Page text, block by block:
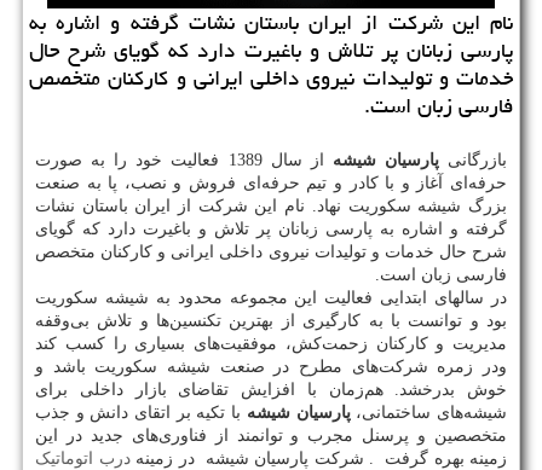
نام این شركت از ایران باستان نشات گرفته و اشاره به
پارسی زبانان پر تلاش و باغیرت دارد كه گویای شرح حال
خدمات و تولیدات نیروی داخلی ایرانی و كاركنان متخصص
فارسی زبان است.
بازرگانی پارسیان شیشه
از سال 1389 فعالیت خود را به صورت
حرفه‌ای آغاز و با کادر و تیم حرفه‌ای فروش و نصب، پا به صنعت
بزرگ شیشه سکوریت نهاد. نام این شرکت از ایران باستان نشات
گرفته و اشاره به پارسی زبانان پر تلاش و باغیرت دارد که گویای
شرح حال خدمات و تولیدات نیروی داخلی ایرانی و کارکنان متخصص
فارسی زبان است
در سالهای ابتدایی فعالیت این مجموعه محدود به شیشه سکوریت
بود و توانست با به کارگیری از بهترین تکنسین‌ها و تلاش بی‌وقفه
مدیریت و کارکنان زحمت‌کش، موفقیت‌های بسیاری را کسب کند
ودر زمره شرکت‌های مطرح در صنعت شیشه سکوریت باشد و
خوش بدرخشد. هم‌زمان با افزایش تقاضای بازار داخلی برای
شیشه‌های ساختمانی، پارسیان شیشه با تکیه بر اتقای دانش و جذب
متخصصین و پرسنل مجرب و توانمند از فناوری‌های جدید در این
زمینه بهره گرفت . شرکت پارسیان شیشه در زمینهدرب اتوماتیک